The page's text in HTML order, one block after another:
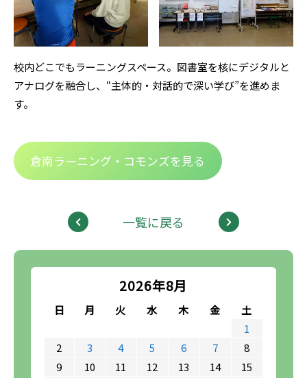
2026年8月
日 月 火 水 木 金
土
1
2
3 4 5 6 7
8
9
10 11 12 13 14
15
校内どこでもラーニングスペース。図書室を核にデジタルと
アナログを融合し、“主体的・対話的で深い学び”を進めま
す。
倉南ラーニング・コモンズを見る
一覧に戻る